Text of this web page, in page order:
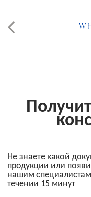
Не знаете какой
продукции или
нашим
течении 15 минут